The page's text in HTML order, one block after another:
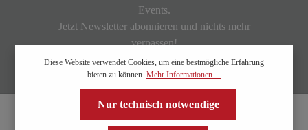
Events.
Jetzt Newsletter abonnieren und nichts mehr
verpassen!
Diese Website verwendet Cookies, um eine bestmögliche Erfahrung
bieten zu können. Mehr Informationen ...
Nur technisch notwendige